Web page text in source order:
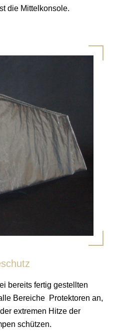
die Mittelkonsole.
bereits fertig gestellten
Bereiche Protektoren an,
extremen Hitze der
schützen.